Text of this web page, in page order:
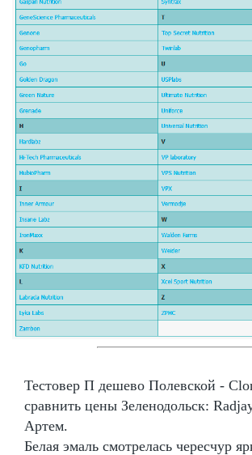
Тестовер П дешево Полевской -
сравнить цены Зеленодольск:
Артем.
Белая эмаль смотрелась чересчур